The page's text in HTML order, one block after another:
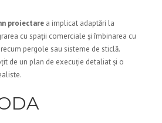
proiectare a implicat adaptări la
cu spații comerciale și îmbinarea cu
pergole sau sisteme de sticlă.
de un plan de execuție detaliat și o